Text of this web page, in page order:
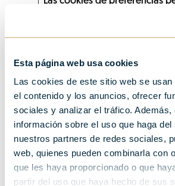
Esta página web usa cookies
Las cookies de este sitio web se
el contenido y los anuncios, ofrecer
sociales y analizar el tráfico. Además,
información sobre el uso que haga del
nuestros partners de redes sociales,
web, quienes pueden combinarla con
que les haya proporcionado o que
partir del uso que haya hecho de sus
página web recordar
usted se encuentra.
lidc
LinkedIn
Registra que
de servidores
sirviendo al
visitante. Esto se
utiliza en
con el
carga para
la experiencia
usuario.